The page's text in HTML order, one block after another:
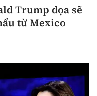
Trump dọa sẽ
từ Mexico